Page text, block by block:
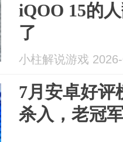
iQOO 15的
了
小柱解说游戏
7月安卓好评
杀入，老冠